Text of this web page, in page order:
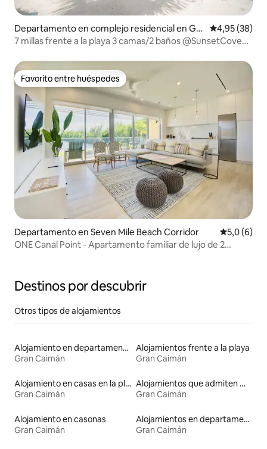
Departamento en complejo residencial en Ge
orge Town
Calificación
4,95 (38)
7 millas frente a la playa 3 camas/2 baños @SunsetCove
Favorito entre huéspedes
Favorito entre huéspedes
Departamento en Seven Mile Beach Corridor
5,0 (6)
ONE Canal Point - Apartamento familiar de lujo de 2
Destinos por descubrir
Otros tipos de alojamientos
Alojamiento en departamentos
Gran Caimán
Alojamientos frente a la playa
Gran Caimán
Alojamiento en casas en la playa
Gran Caimán
Alojamientos que admiten mascotas
Gran Caimán
Alojamiento en casonas
Gran Caimán
Alojamientos en departamentos con servicios incluidos
Gran Caimán